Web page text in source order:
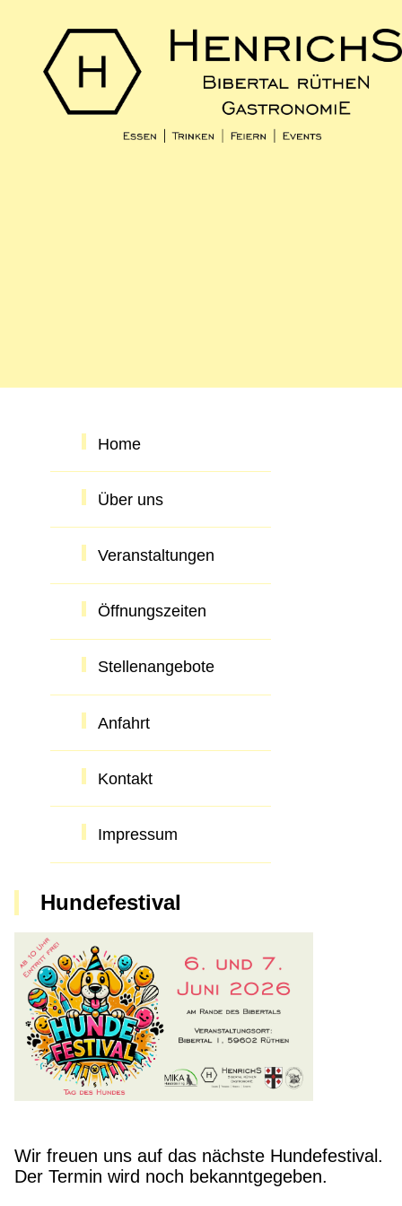
Home
Über uns
Veranstaltungen
Öffnungszeiten
Stellenangebote
Anfahrt
Kontakt
Impressum
Hundefestival
Wir freuen uns auf das nächste Hundefestival.
Der Termin wird noch bekanntgegeben.